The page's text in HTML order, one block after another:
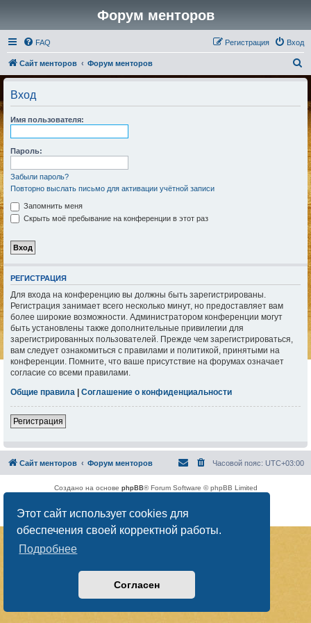
Этот сайт использует cookies для
обеспечения своей корректной работы.
Подробнее
Согласен
Форум менторов
FAQ Вход
Регистрация
Сайт менторов Форум менторов
о
Вход
Имя пользователя:
Пароль:
Забыли пароль?
Повторно выслать письмо для активации учётной записи
Запомнить меня
Скрыть моё пребывание на конференции в этот раз
РЕГИСТРАЦИЯ
Для входа на конференцию вы должны быть зарегистрированы.
Регистрация занимает всего несколько минут, но предоставляет вам
более широкие возможности. Администратором конференции могут
быть установлены также дополнительные привилегии для
зарегистрированных пользователей. Прежде чем зарегистрироваться,
вам следует ознакомиться с правилами и политикой, принятыми на
конференции. Помните, что ваше присутствие на форумах означает
согласие со всеми правилами.
Общие правила | Соглашение о конфиденциальности
Регистрация
Сайт менторов Форум менторов Часовой пояс: UTC+03:00
Создано на основе phpBB® Forum Software © phpBB Limited
Конфиденциальность|Правила